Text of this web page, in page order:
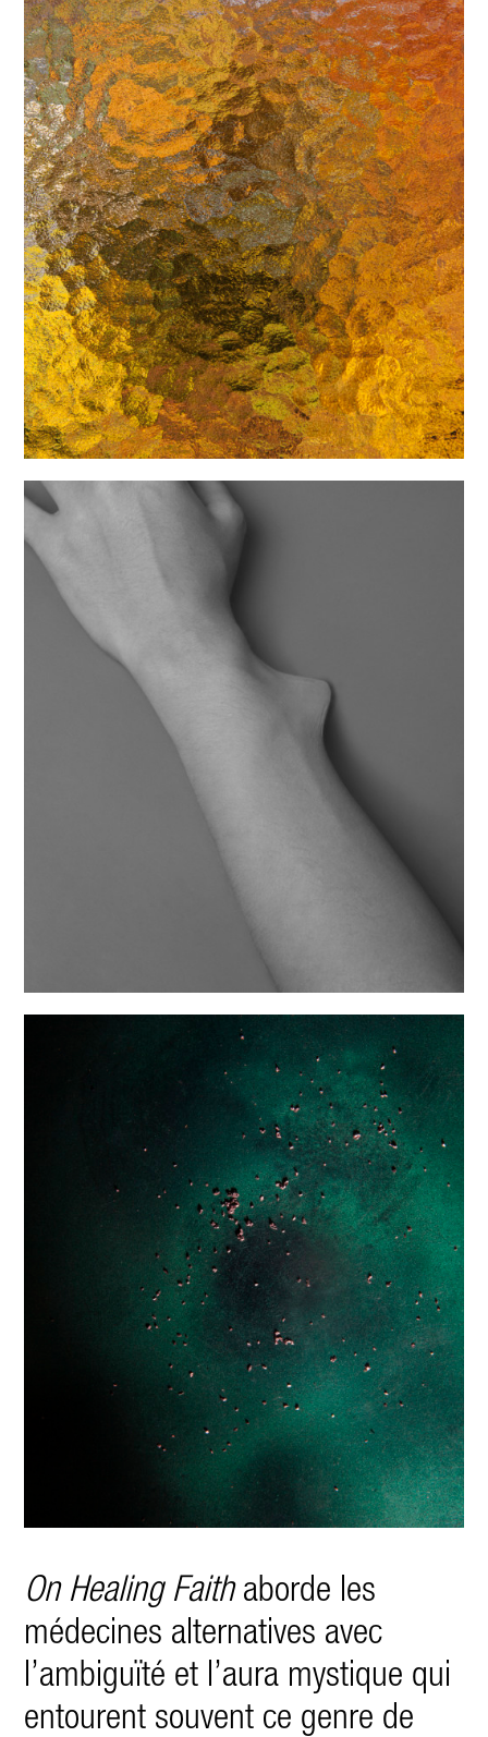
On Healing Faithaborde les
médecines alternatives avec
l’ambiguïté et l’aura mystique qui
entourent souvent ce genre de